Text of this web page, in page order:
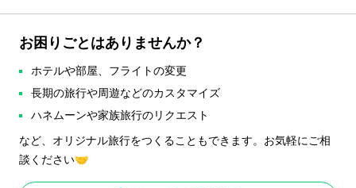
お困りごとはありませんか？
ホテルや部屋、フライトの変更
長期の旅行や周遊などのカスタマイズ
ハネムーンや家族旅行のリクエスト
など、オリジナル旅行をつくることもできます。お気軽にご相
談ください🤝